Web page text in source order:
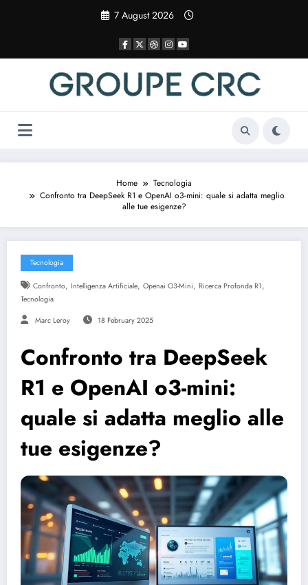
7 August 2026
Home
Tecnologia
Confronto tra DeepSeek R1 e OpenAI o3-mini: quale si adatta meglio
alle tue esigenze?
Tecnologia
Confronto, Intelligenza Artificiale, Openai O3-Mini, Ricerca Profonda R1,
Tecnologia
Marc Leroy 18 February 2025
Confronto tra DeepSeek
R1 e OpenAI o3-mini:
quale si adatta meglio alle
tue esigenze?